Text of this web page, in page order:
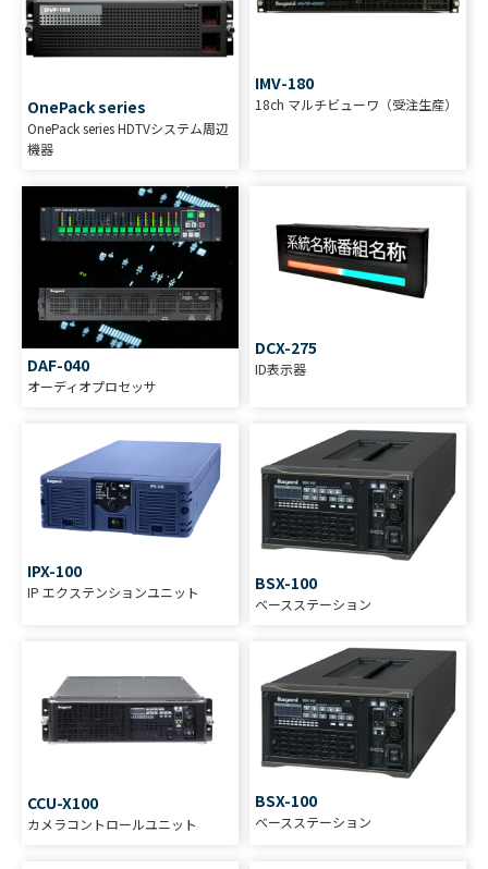
OnePack series
OnePack series HDTVシステム周辺
機器
IMV-180
18ch マルチビューワ（受注生産）
DAF-040
オーディオプロセッサ
DCX-275
ID表示器
IPX-100
IP エクステンションユニット BSX-100
ベースステーション
CCU-X100
カメラコントロールユニット
BSX-100
ベースステーション